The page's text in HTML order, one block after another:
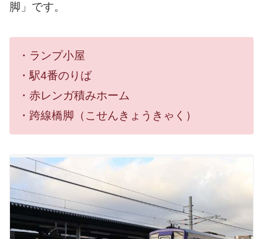
脚」です。
・ランプ小屋
・駅4番のりば
・赤レンガ積みホーム
・跨線橋脚（こせんきょうきゃく）